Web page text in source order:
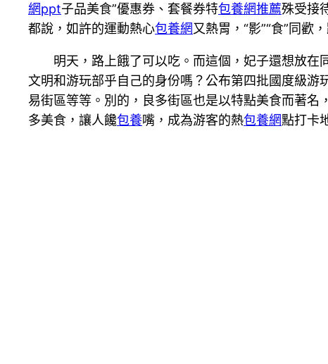
網ppt子品美食”優惠券、套餐券特包養網推薦殊受接
都說，如許的運動熱心包養網又熱胃，“影”“食”同歡
明天，路上餓了可以吃。而這個，妃子還想放在
文明和游玩部乎自己的身份嗎？公布第四批國度級游
易街區等等。別的，良多街區也是以特點美食而著名
多美食，讓人饞包養嘴，成為游客的熱包養網點打卡